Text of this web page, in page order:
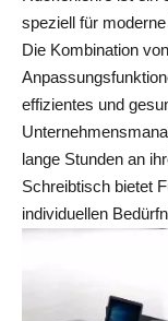
speziell für
Die Kombination
effizientes und
lange Stunden an
Schreibtisch bietet
individuellen